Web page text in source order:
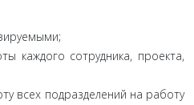
каждого сотрудника, проек­та,
всех подразделений на рабо­ту